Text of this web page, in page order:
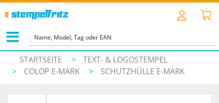
STARTSEITE >
TEXT- & LOGOSTEMPEL
>
COLOP E-MARK > SCHUTZHÜLLE E-MARK